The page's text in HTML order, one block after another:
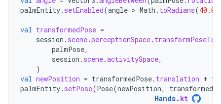
palmEntity. setEnabled(angle > Math . toRadians(40.0
val transformedPose =
session . scene.perceptionSpace. transformPoseTo
palmPose,
session . scene.activitySpace,
)
val newPosition = transformedPose. translation +
palmEntity. setPose(Pose(newPosition,
Hands. kt